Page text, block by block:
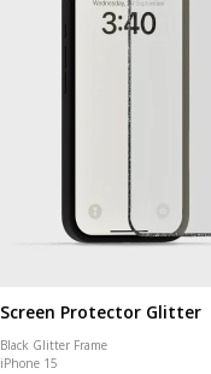
Screen Protector Glitter
Black Glitter Frame
iPhone 15